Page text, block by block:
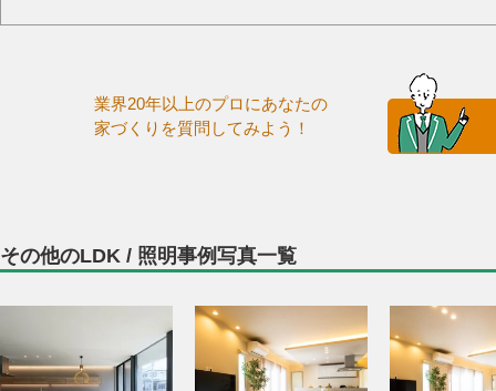
業界20年以上のプロにあなたの
家づくりを質問してみよう！
その他のLDK / 照明事例写真一覧